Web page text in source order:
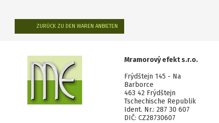
ZURÜCK ZU DEN WAREN ANBIETEN
Mramorový efekt s.r.o.
Frýdštejn 145 - Na
Barborce
463 42 Frýdštejn
Tschechische Republik
Ident. Nr.: 287 30 607
DIČ: CZ28730607